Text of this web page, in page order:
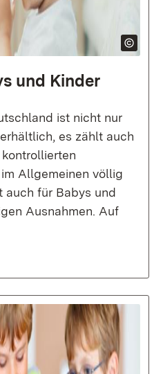
und Kinder
ist nicht nur
es zählt auch
Allgemeinen völlig
auch für Babys und
Ausnahmen. Auf